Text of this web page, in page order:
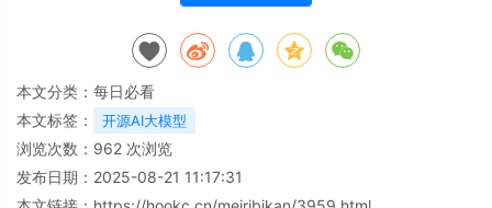
本文分类： 每日必看
本文标签：
开源AI大模型
浏览次数： 962 次浏览
发布日期：2025-08-21 11:17:31